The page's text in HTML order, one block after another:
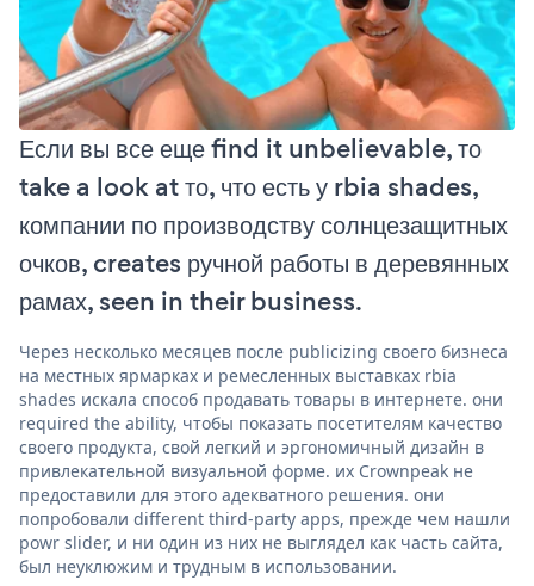
Если вы все еще find it unbelievable, то
take a look at то, что есть у rbia shades,
компании по производству солнцезащитных
очков, creates ручной работы в деревянных
рамах, seen in their business.
Через несколько месяцев после publicizing своего бизнеса
на местных ярмарках и ремесленных выставках rbia
shades искала способ продавать товары в интернете. они
required the ability, чтобы показать посетителям качество
своего продукта, свой легкий и эргономичный дизайн в
привлекательной визуальной форме. их Crownpeak не
предоставили для этого адекватного решения. они
попробовали different third-party apps, прежде чем нашли
powr slider, и ни один из них не выглядел как часть сайта,
был неуклюжим и трудным в использовании.